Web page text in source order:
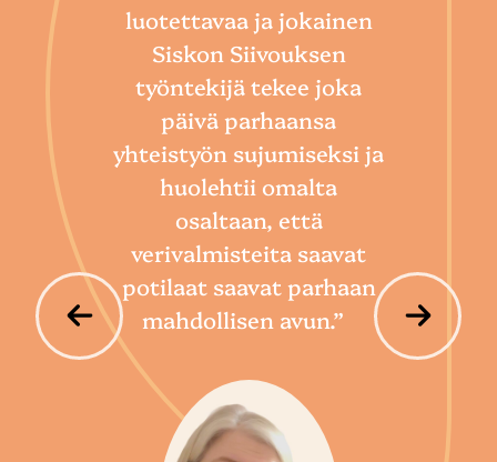
luotettavaa ja jokainen
Siskon Siivouksen
työntekijä tekee joka
päivä parhaansa
yhteistyön sujumiseksi ja
huolehtii omalta
osaltaan, että
verivalmisteita saavat
potilaat saavat parhaan
mahdollisen avun.”